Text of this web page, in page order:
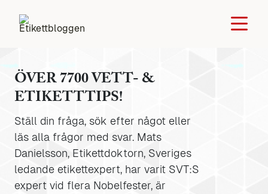
ÖVER 7700 VETT- &
ETIKETTTIPS!
Ställ din fråga, sök efter något eller
läs alla frågor med svar. Mats
Danielsson, Etikettdoktorn, Sveriges
ledande etikettexpert, har varit SVT:S
expert vid flera Nobelfester, är